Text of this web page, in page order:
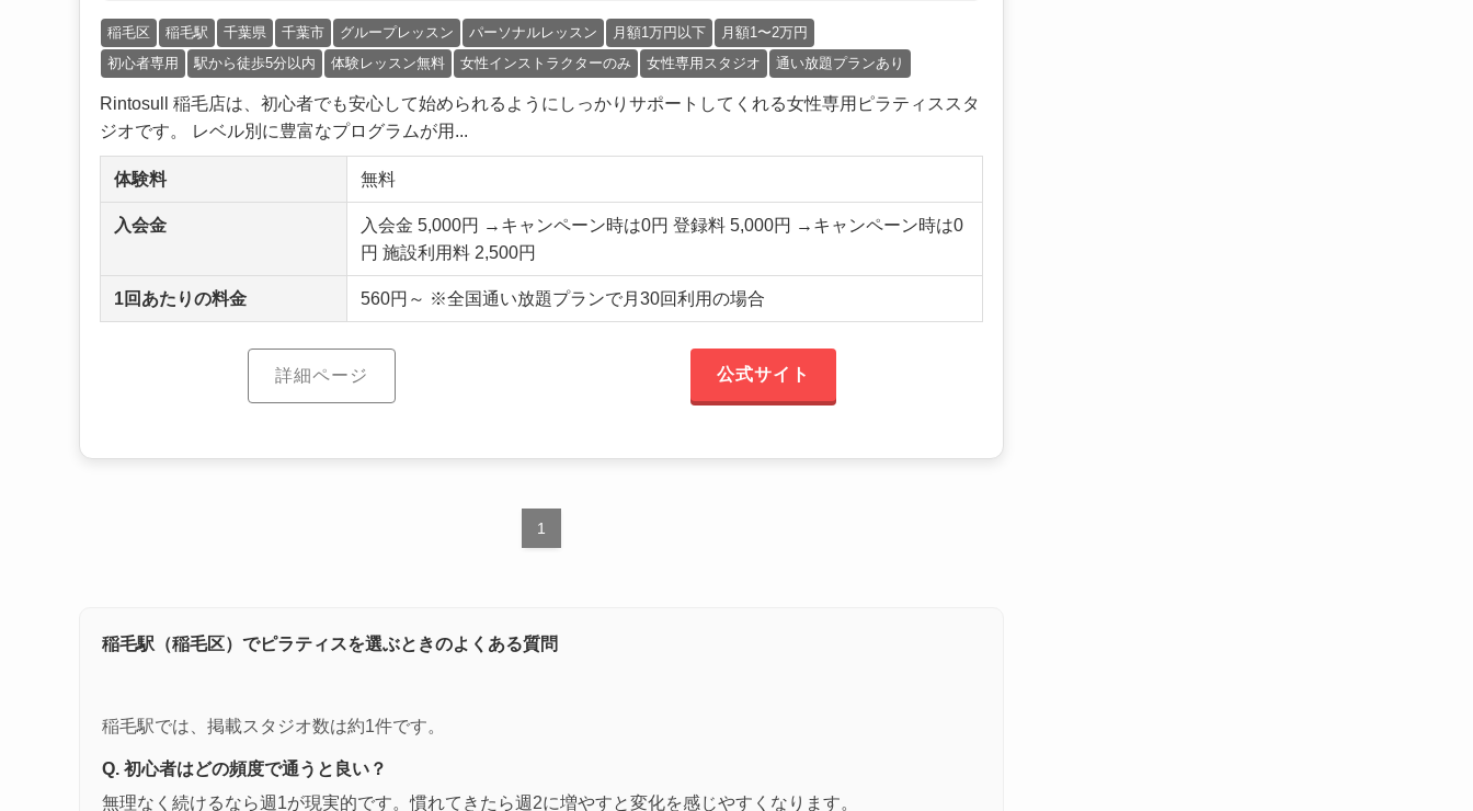
稲毛区 稲毛駅 千葉県 千葉市 グループレッスン パーソナルレッスン 月額1万円以下
月額1〜2万円
初心者専用
駅から徒歩5分以内 体験レッスン無料 女性インストラクターのみ 女性専用スタジオ 通い放題プランあり
Rintosull 稲毛店は、初心者でも安心して始められるようにしっかりサポートしてくれる女性専用ピラティススタ
ジオです。 レベル別に豊富なプログラムが用...
体験料 無料
入会金
入会金 5,000円 →キャンペーン時は0円 登録料 5,000円 →キャンペーン時は0
円 施設利用料 2,500円
1回あたりの料金 560円～ ※全国通い放題プランで月30回利用の場合
詳細ページ 公式サイト
1
稲毛駅（稲毛区）でピラティスを選ぶときのよくある質問
稲毛駅では、掲載スタジオ数は約1件です。
Q. 初心者はどの頻度で通うと良い？
無理なく続けるなら週1が現実的です。慣れてきたら週2に増やすと変化を感じやすくなります。